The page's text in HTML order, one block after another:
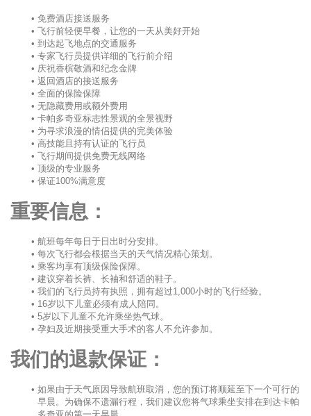
免费酒店接送服务
飞行前轻便早餐，让您的一天从美好开始
到达起飞地点的交通服务
专家飞行员提供详细的飞行前介绍
庆祝香槟敬酒和纪念金牌
返回酒店的接送服务
全面的保险保障
无隐藏费用或额外费用
卡帕多奇亚标志性景观的全景视野
为寻求浪漫的情侣提供的完美体验
高技能且持有认证的飞行员
飞行期间提供免费无线网络
顶级的专业服务
保证100%满意度
重要信息：
航班每年每日于日出时分安排。
每次飞行都会根据当天的天气情况精心策划。
乘客均享有顶级保险保障。
建议穿着长裤、长袖和舒适的鞋子。
我们的飞行员持有执照，拥有超过1,000小时的飞行经验。
16岁以下儿童必须有成人陪同。
5岁以下儿童不允许乘坐热气球。
孕妇及近期接受重大手术的客人不允许参加。
我们的退款保证：
如果由于天气原因导致航班取消，您的预订将顺延至下一个可行的
早晨。为确保不遗漏行程，我们建议您将气球乘坐安排在到达卡帕